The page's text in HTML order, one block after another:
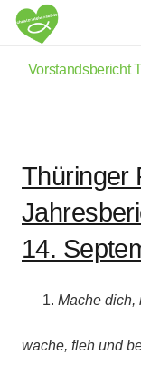
Vorstandsbericht
Thüringer
14.
Mache dich,
wache, fleh und